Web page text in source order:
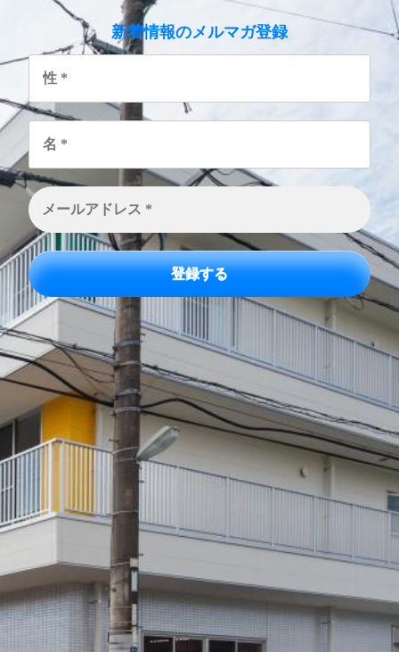
新着情報のメルマガ登録
性
名
メ
ー
ル
ア
ド
レ
ス
*